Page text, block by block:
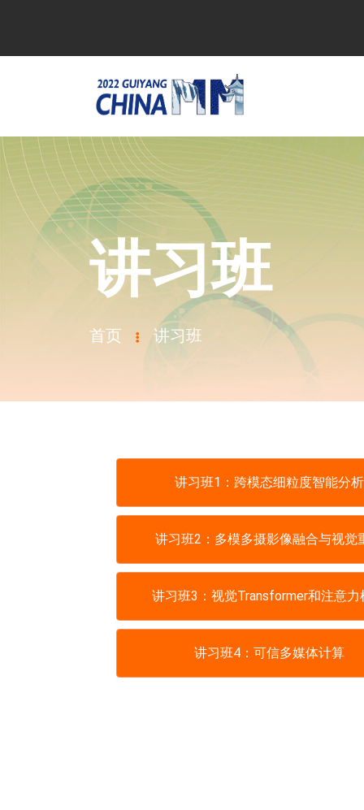
讲习班
首页 讲习班
讲习班1：跨模态细粒度智能分析
讲习班2：多模多摄影像融合与视觉
讲习班3：视觉Transformer和注意力
讲习班4：可信多媒体计算